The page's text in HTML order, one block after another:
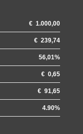
€1.000,00
€239,74
56,01%
€0,65
€91,65
4.90%